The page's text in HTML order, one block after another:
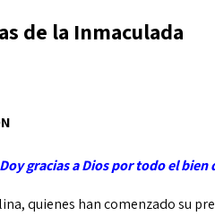
de la Inmaculada
Doy gracias a Dios por todo el bien
quienes han comenzado su